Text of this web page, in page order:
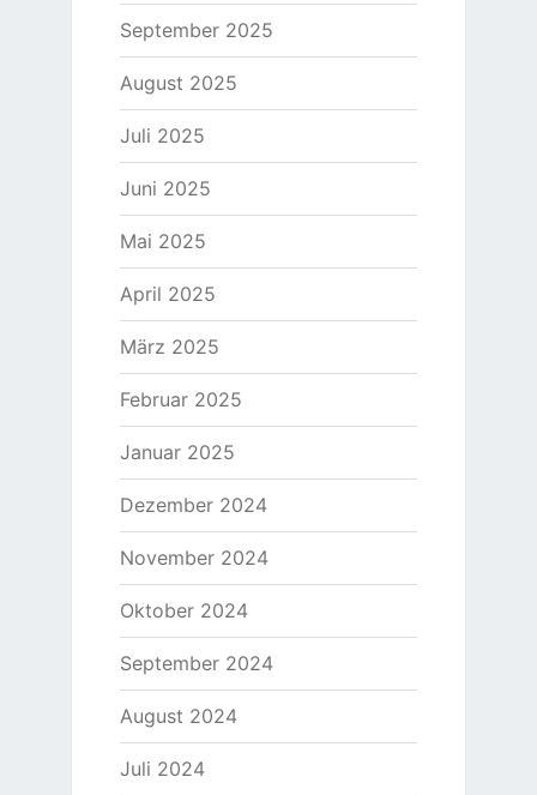
September 2025
August 2025
Juli 2025
Juni 2025
Mai 2025
April 2025
März 2025
Februar 2025
Januar 2025
Dezember 2024
November 2024
Oktober 2024
September 2024
August 2024
Juli 2024